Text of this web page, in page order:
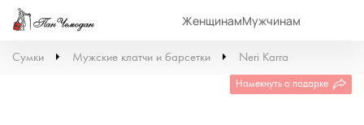
ЖенщинамМужчинам
Сумки Мужские клатчи и барсетки Neri Karra
Намекнуть о подарке